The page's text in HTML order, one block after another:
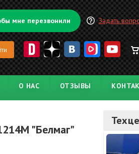
мне перезвонили Задать
О НАС ОТЗЫВЫ
"Белмаг"